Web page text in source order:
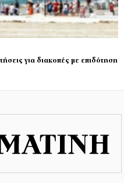
για διακοπές με επιδότηση